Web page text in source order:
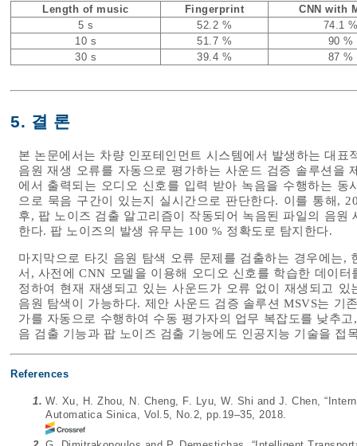
Length of music Fingerprint
CNN with
5 s
52.2 %
74.1
10 s
51.7 %
90 %
30 s
39.4 % 87 %
5. 결 론
본 논문에서는 차량 인포테인먼트 시스템에서 발생하는 대
음원 재생 오류를 자동으로 평가하는 사운드 검증 솔루션을
에서 출력되는 오디오 신호를 입력 받아 녹음을 수행하는
으로 묵음 구간이 있는지 실시간으로 판단한다. 이를 통해,
후, 팝 노이즈 검출 알고리즘이 작동되어 녹음된 파일의 음
한다. 팝 노이즈의 발생 유무는 100 % 정확도로 탐지한다.
마지막으로 타깃 음원 탐색 오류 문제를 검출하는 경우에는,
서, 사전에 CNN 모델을 이용해 오디오 신호를 학습한 데이
정하여 현재 재생되고 있는 사운드가 오류 없이 재생되고
음원 탐색이 가능하다. 제안 사운드 검증 솔루션 MSVS는
가를 자동으로 수행하여 수동 평가자의 업무 복잡도를 낮추
음 검출 기능과 팝 노이즈 검출 기능에도 인공지능 기술을 접
References
1. W. Xu, H. Zhou, N. Cheng, F. Lyu, W. Shi and J. Chen,
Automatica Sinica, Vol.5, No.2, pp.19–35, 2018.